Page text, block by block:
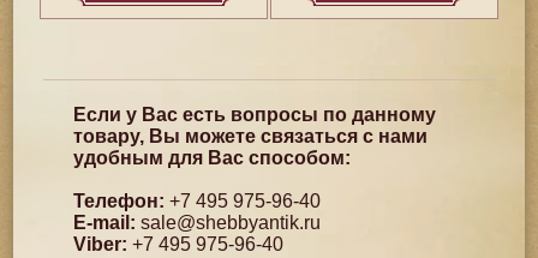
Если у Вас есть вопросы по данному
товару, Вы можете связаться с нами
удобным для Вас способом:
Телефон: +7 495 975-96-40
E-mail: sale@shebbyantik.ru
Viber: +7 495 975-96-40